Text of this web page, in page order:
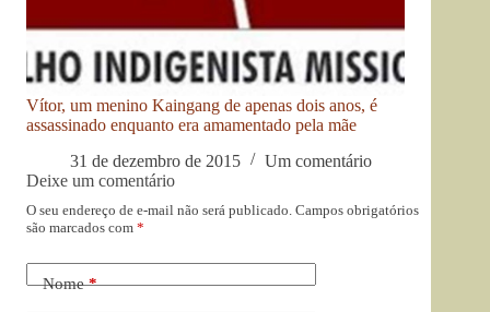
Vítor, um menino Kaingang de apenas dois anos, é
assassinado enquanto era amamentado pela mãe
31 de dezembro de 2015
Um comentário
Deixe um comentário
O seu endereço de e-mail não será publicado. Campos obrigatórios
são marcados com *
Nome*